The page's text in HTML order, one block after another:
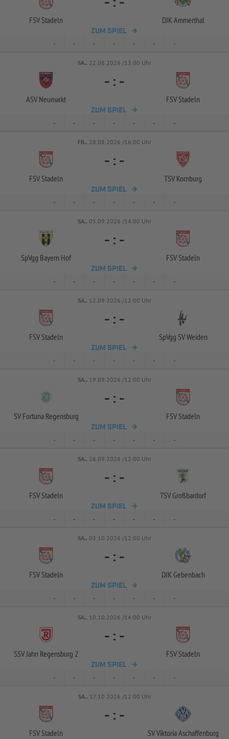
FSV Stadeln DJK Ammerthal
ZUM SPIEL
- - - - - - -
SA.. 22.08.2026 /13:00 Uhr
ASV Neumarkt
- : -
FSV Stadeln
ZUM SPIEL
- - - - - - -
FR.. 28.08.2026 /16:00 Uhr
FSV Stadeln
- : -
TSV Kornburg
ZUM SPIEL
- - - - - - -
SA.. 05.09.2026 /14:00 Uhr
SpVgg Bayern Hof
- : -
FSV Stadeln
ZUM SPIEL
- - - - - - -
SA.. 12.09.2026 /12:00 Uhr
FSV Stadeln
- : -
SpVgg SV Weiden
ZUM SPIEL
- - - - - - -
SA.. 19.09.2026 /12:00 Uhr
SV Fortuna Regensburg
- : -
FSV Stadeln
ZUM SPIEL
- - - - - - -
SA.. 26.09.2026 /12:00 Uhr
FSV Stadeln
- : -
TSV Großbardorf
ZUM SPIEL
- - - - - - -
SA.. 03.10.2026 /12:00 Uhr
FSV Stadeln
- : -
DJK Gebenbach
ZUM SPIEL
- - - - - - -
SA.. 10.10.2026 /14:00 Uhr
SSV Jahn Regensburg 2
- : -
FSV Stadeln
ZUM SPIEL
- - - - - - -
SA.. 17.10.2026 /12:00 Uhr
FSV Stadeln
- : -
SV Viktoria Aschaffenburg